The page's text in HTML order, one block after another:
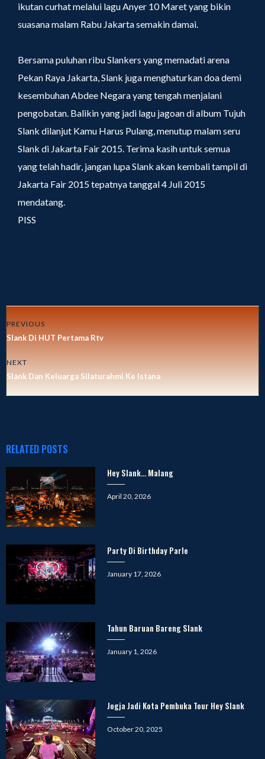
ikutan curhat melalui lagu Anyer 10 Maret yang bikin
suasana malam Rabu Jakarta semakin damai.
Bersama puluhan ribu Slankers yang memadati arena
Pekan Raya Jakarta, Slank juga menghaturkan doa demi
kesembuhan Abdee Negara yang tengah menjalani
pengobatan. Balikin yang jadi lagu jagoan di album Tujuh
Slank dilanjut Kamu Harus Pulang, menutup malam seru
Slank di Jakarta Fair 2015. Terima kasih untuk semua
yang telah hadir, jangan lupa Slank akan kembali tampil di
Jakarta Fair 2015 tepatnya tanggal 4 Juli 2015
mendatang.
PISS
PREVIOUS
Slank Di HUT Pertama Rtv
NEXT
Slank Dan Keluarga Silaturahmi Ke Istana
RELATED POSTS
Hey Slank… Malang
Posted
April 20, 2026
Party Di Birthday Parle
Posted
January 17, 2026
Tahun Baruan Bareng Slank
Posted
January 1, 2026
Jogja Jadi Kota Pembuka Tour Hey Slank
Posted
October 20, 2025